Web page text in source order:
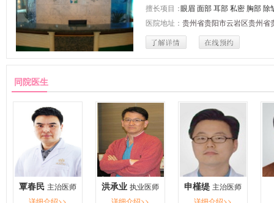
擅长项目：眼眉面部耳部私密 胸部除
医院地址： 贵州省贵阳市云岩区贵州省
同院医生
覃春民 主治医师
详细介绍>>
洪承业 执业医师
详细介绍>>
申槿缇 主治医师
详细介绍>>